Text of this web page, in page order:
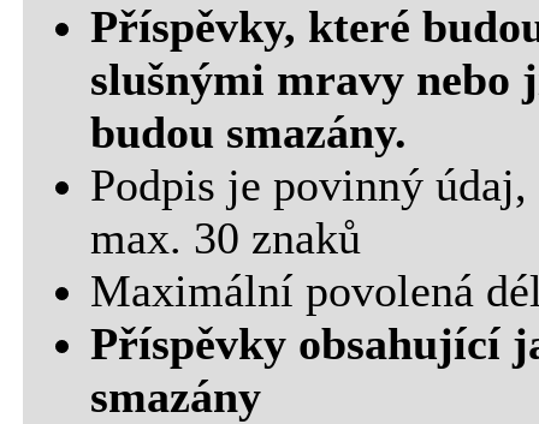
Příspěvky, které
slušnými mravy nebo
budou smazány.
Podpis je povinný
max. 30 znaků
Maximální povolená
Příspěvky obsahující
smazány